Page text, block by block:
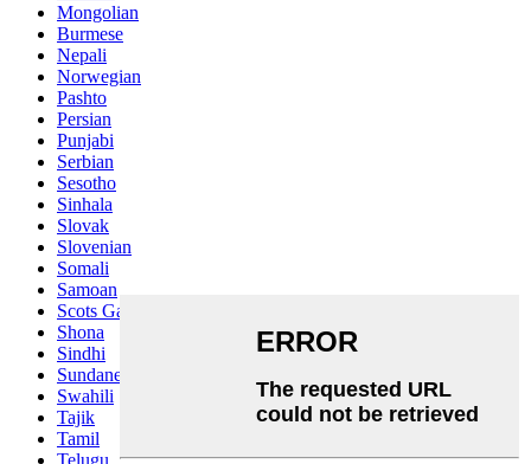
Mongolian
Burmese
Nepali
Norwegian
Pashto
Persian
Punjabi
Serbian
Sesotho
Sinhala
Slovak
Slovenian
Somali
Samoan
Scots Gaelic
Shona
Sindhi
Sundanese
Swahili
Tajik
Tamil
Telugu